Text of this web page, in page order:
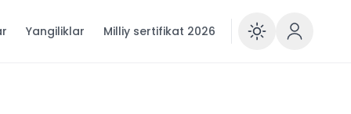
Yangiliklar Milliy sertifikat 2026